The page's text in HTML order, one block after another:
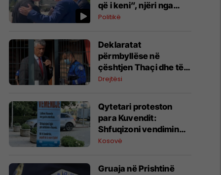
që i keni”, njëri nga
protestuesit i drejtohet
Politikë
Deklaratat
përmbyllëse në
çështjen Thaçi dhe të
tjerët nga 10 deri më 14
Drejtësi
​Qytetari proteston
para Kuvendit:
Shfuqizoni vendimin
për serbizimin e
gazin amerikan
Kosovë
Gruaja në Prishtinë